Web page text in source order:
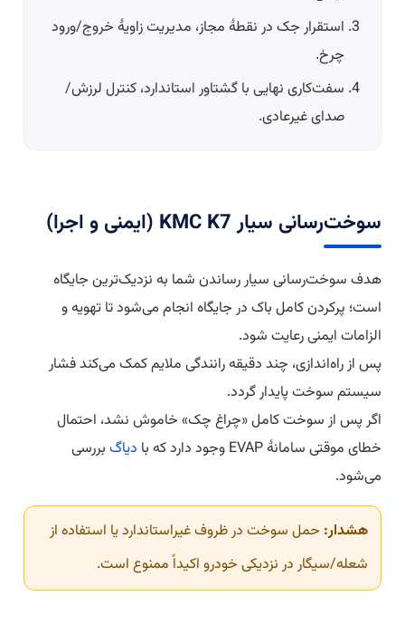
استقرار جک در نقطهٔ مجاز، مدیریت زاویهٔ خروج/ورود
چرخ.
سفت‌کاری نهایی با گشتاور استاندارد، کنترل لرزش/
صدای غیرعادی.
سوخت‌رسانی سیار KMC K7 (ایمنی و اجرا)
هدف سوخت‌رسانی سیار رساندن شما به نزدیک‌ترین جایگاه
است؛ پرکردن کامل باک در جایگاه انجام می‌شود تا تهویه و
الزامات ایمنی رعایت شود.
پس از راه‌اندازی، چند دقیقه رانندگی ملایم کمک می‌کند فشار
سیستم سوخت پایدار گردد.
اگر پس از سوخت کامل «چراغ چک» خاموش نشد، احتمال
خطای موقتی سامانهٔ EVAP وجود دارد که با
دیاگ بررسی
می‌شود.
هشدار: حمل سوخت در ظروف غیراستاندارد یا استفاده از
شعله/سیگار در نزدیکی خودرو اکیداً ممنوع است.